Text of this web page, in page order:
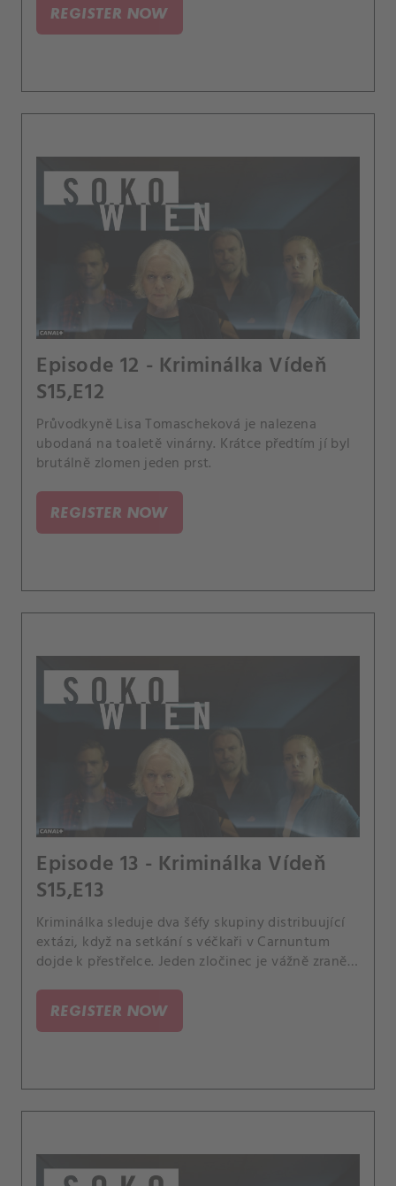
REGISTER NOW
Episode 12 - Kriminálka Vídeň
S15,E12
Průvodkyně Lisa Tomascheková je nalezena
ubodaná na toaletě vinárny. Krátce předtím jí byl
brutálně zlomen jeden prst.
REGISTER NOW
Episode 13 - Kriminálka Vídeň
S15,E13
Kriminálka sleduje dva šéfy skupiny distribuující
extázi, když na setkání s véčkaři v Carnuntum
dojde k přestřelce. Jeden zločinec je vážně zraněn,
REGISTER NOW